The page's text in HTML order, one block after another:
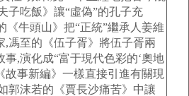
子吃飯》讓“虛偽”的孔子充
《牛頭山》把“正統”繼承人姜維
,馮至的《伍子胥》將伍子胥兩
,演化成“富于現代色彩的‘奧地
故事新編》一樣直接引進有關現
郭沫若的《賈長沙痛苦》中讓